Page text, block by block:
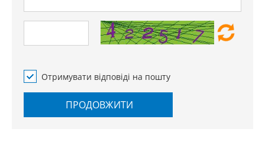
Отримувати відповіді на пошту
ПРОДОВЖИТИ